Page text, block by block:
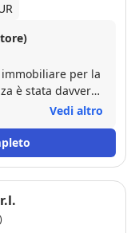
per la
è stata davvero
fase della
sempre
affrontare tutto il
Vedi altro